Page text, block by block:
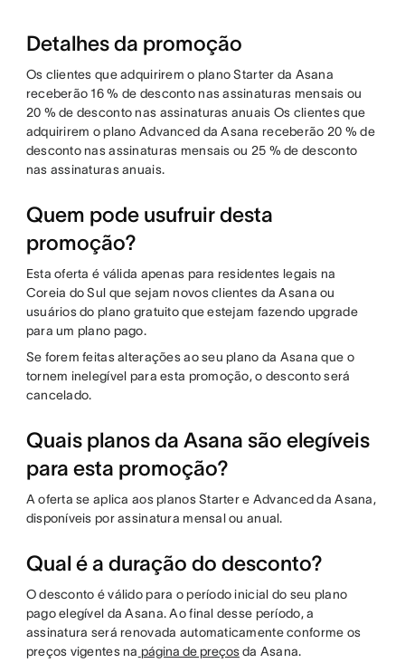
Detalhes da promoção
Os clientes que adquirirem o plano Starter da Asana
receberão 16 % de desconto nas assinaturas mensais ou
20 % de desconto nas assinaturas anuais Os clientes que
adquirirem o plano Advanced da Asana receberão 20 % de
desconto nas assinaturas mensais ou 25 % de desconto
nas assinaturas anuais.
Quem pode usufruir desta
promoção?
Esta oferta é válida apenas para residentes legais na
Coreia do Sul que sejam novos clientes da Asana ou
usuários do plano gratuito que estejam fazendo upgrade
para um plano pago.
Se forem feitas alterações ao seu plano da Asana que o
tornem inelegível para esta promoção, o desconto será
cancelado.
Quais planos da Asana são elegíveis
para esta promoção?
A oferta se aplica aos planos Starter e Advanced da Asana,
disponíveis por assinatura mensal ou anual.
Qual é a duração do desconto?
O desconto é válido para o período inicial do seu plano
pago elegível da Asana. Ao final desse período, a
assinatura será renovada automaticamente conforme os
preços vigentes na página de preçosda Asana.